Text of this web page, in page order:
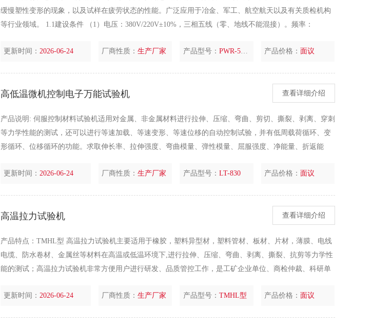
缓慢塑性变形的现象，以及试样在疲劳状态的性能。广泛应用于冶金、军工、航空航天以及有关质检机构
等行业领域。 1.1建设条件 （1）电压：380V/220V±10%，三相五线（零、地线不能混接）。频率：
更新时间：2026-06-24 厂商性质：生产厂家 产品型号： PWR-50D 产品价格： 面议
高低温微机控制电子万能试验机 查看详细介绍
产品说明: 伺服控制材料试验机适用对金属、非金属材料进行拉伸、压缩、弯曲、剪切、撕裂、剥离、穿刺
等力学性能的测试，还可以进行等速加载、等速变形、等速位移的自动控制试验，并有低周载荷循环、变
形循环、位移循环的功能。求取伸长率、拉伸强度、弯曲模量、弹性模量、屈服强度、净能量、折返能
线，通过曲线重现试验过程，或
更新时间：2026-06-24 厂商性质：生产厂家 产品型号： LT-830 产品价格： 面议
高温拉力试验机 查看详细介绍
产品特点：TMHL型 高温拉力试验机主要适用于橡胶，塑料异型材，塑料管材、板材、片材，薄膜、电线
电缆、防水卷材、金属丝等材料在高温或低温环境下,进行拉伸、压缩、弯曲、剥离、撕裂、抗剪等力学性
能的测试；高温拉力试验机非常方便用户进行研发、品质管控工作，是工矿企业单位、商检仲裁、科研单
更新时间：2026-06-24 厂商性质：生产厂家 产品型号： TMHL型 产品价格： 面议